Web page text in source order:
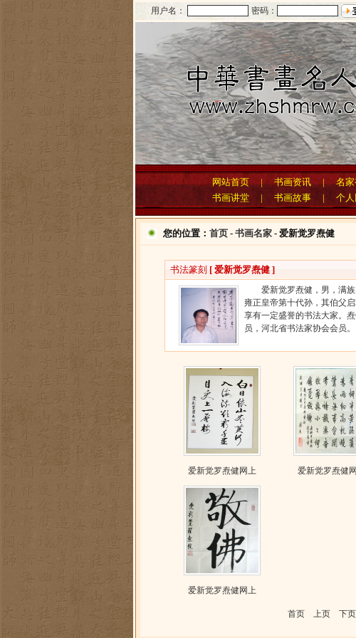
用户名： 密码：
网站首页 |书画资讯 |名
书画讲堂
| 书画故事 | 个
您的位置： 首页 - 书画名家 - 爱新觉罗焘健
书法篆刻 [ 爱新觉罗焘健 ]
爱新觉罗焘健，男，满族
雍正皇帝第十代孙，其伯父
享有一定盛誉的书法大家。
员，河北省书法家协会会
爱新觉罗焘健网上 爱新觉罗焘健
爱新觉罗焘健网上
首页 上页 下